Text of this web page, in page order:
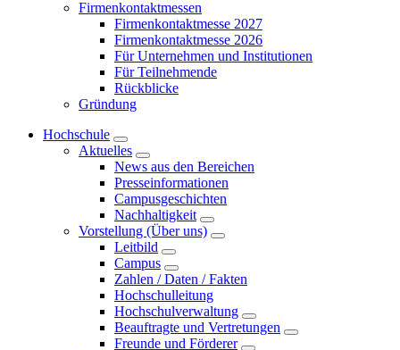
Firmenkontaktmessen
Firmenkontaktmesse 2027
Firmenkontaktmesse 2026
Für Unternehmen und Institutionen
Für Teilnehmende
Rückblicke
Gründung
Hochschule
Aktuelles
News aus den Bereichen
Presseinformationen
Campusgeschichten
Nachhaltigkeit
Vorstellung (Über uns)
Leitbild
Campus
Zahlen / Daten / Fakten
Hochschulleitung
Hochschulverwaltung
Beauftragte und Vertretungen
Freunde und Förderer